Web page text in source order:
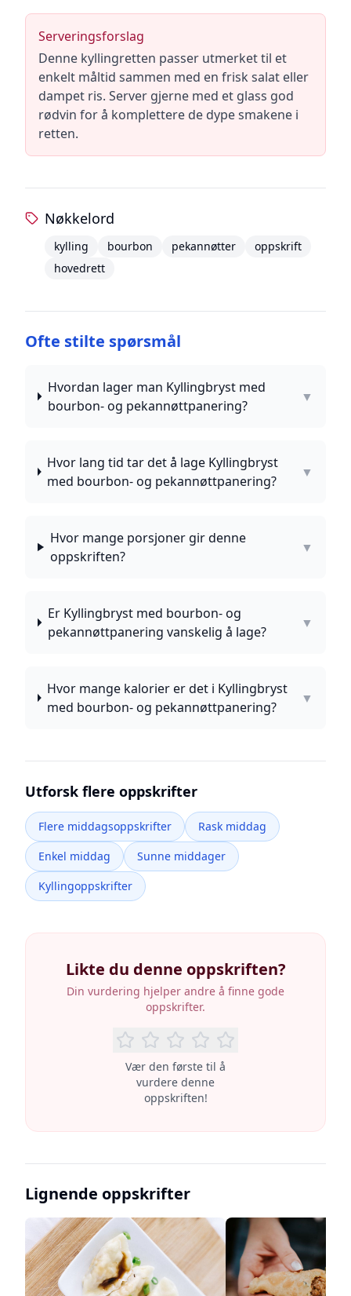
Serveringsforslag
Denne kyllingretten passer utmerket til et
enkelt måltid sammen med en frisk salat eller
dampet ris. Server gjerne med et glass god
rødvin for å komplettere de dype smakene i
retten.
Nøkkelord
kylling bourbon pekannøtter
oppskrift
hovedrett
Ofte stilte spørsmål
Hvordan lager man Kyllingbryst med
bourbon- og pekannøttpanering?
▼
Hvor lang tid tar det å lage Kyllingbryst
med bourbon- og pekannøttpanering?
▼
Hvor mange porsjoner gir denne
oppskriften?
▼
Er Kyllingbryst med bourbon- og
pekannøttpanering vanskelig å lage?
▼
Hvor mange kalorier er det i Kyllingbryst
med bourbon- og pekannøttpanering?
▼
Utforsk flere oppskrifter
Flere middagsoppskrifter
Rask middag
Enkel middag
Sunne middager
Kyllingoppskrifter
Likte du denne oppskriften?
Din vurdering hjelper andre å finne gode
oppskrifter.
Vær den første til å
vurdere denne
oppskriften!
Lignende oppskrifter